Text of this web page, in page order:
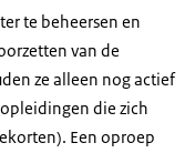
te beheersen en
van de
ze alleen nog actief
die zich
Een oproep